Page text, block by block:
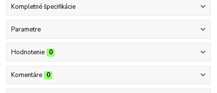
Kompletné špecifikácie
Parametre
Hodnotenie 0
Komentáre 0